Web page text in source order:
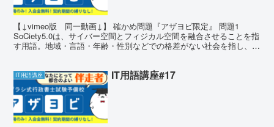
【↓vimeo版 同一動画↓】 確かめ問題『アザヨビ限定』 問題1
SoCiety5.0は、サイバー空間とフィジカル空間を融合させることを指
す用語。地域・言語・年齢・性別などでの格差がない社会を指し、第
IT用語講座 IT用語講座#17